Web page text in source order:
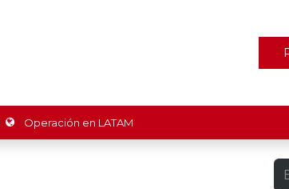
Operación en LATAM